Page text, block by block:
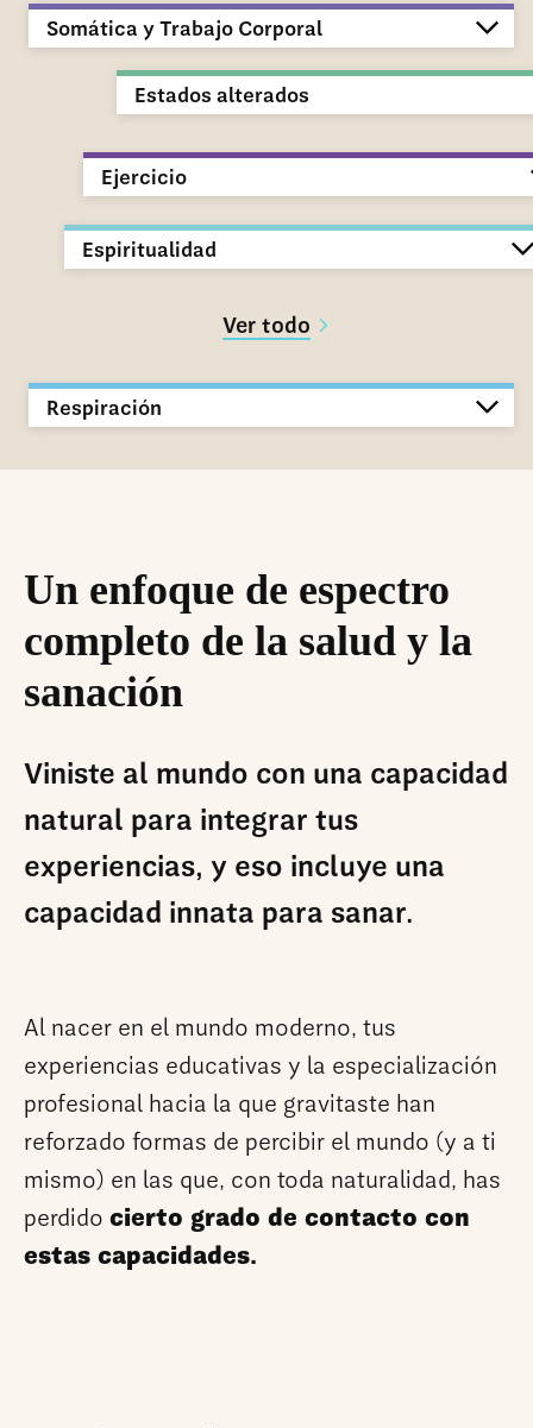
Estados alterados
Espiritualidad
Respiración
Somática y Trabajo Corporal
Ejercicio
Ver todo
Un enfoque de espectro
completo de la salud y la
sanación
Viniste al mundo con una capacidad
natural para integrar tus
experiencias, y eso incluye una
capacidad innata para sanar.
Al nacer en el mundo moderno, tus
experiencias educativas y la especialización
profesional hacia la que gravitaste han
reforzado formas de percibir el mundo (y a ti
mismo) en las que, con toda naturalidad, has
perdido cierto grado de contacto con
estas capacidades.